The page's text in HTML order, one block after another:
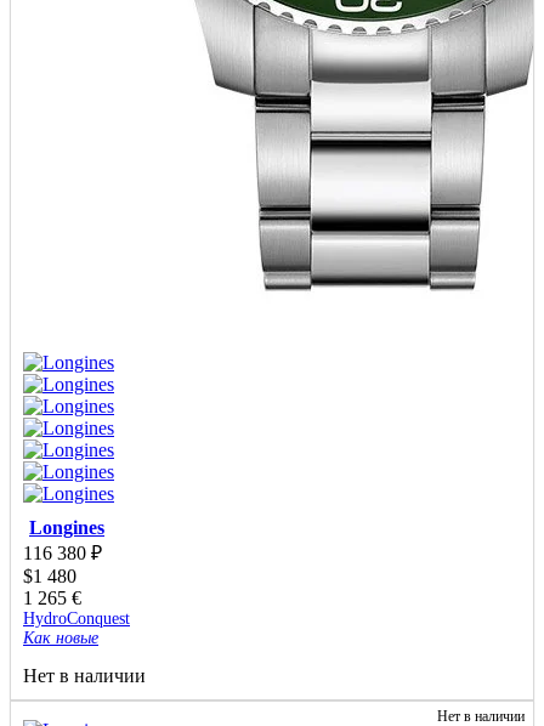
Longines
116 380 ₽
$1 480
1 265 €
HydroConquest
Как новые
Нет в наличии
Нет в наличии